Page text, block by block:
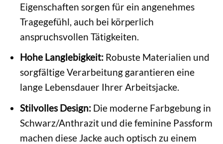
Eigenschaften sorgen für ein angenehmes
Tragegefühl, auch bei körperlich
anspruchsvollen Tätigkeiten.
Hohe Langlebigkeit:Robuste Materialien und
sorgfältige Verarbeitung garantieren eine
lange Lebensdauer Ihrer Arbeitsjacke.
Stilvolles Design:Die moderne Farbgebung in
Schwarz/Anthrazit und die feminine Passform
machen diese Jacke auch optisch zu einem